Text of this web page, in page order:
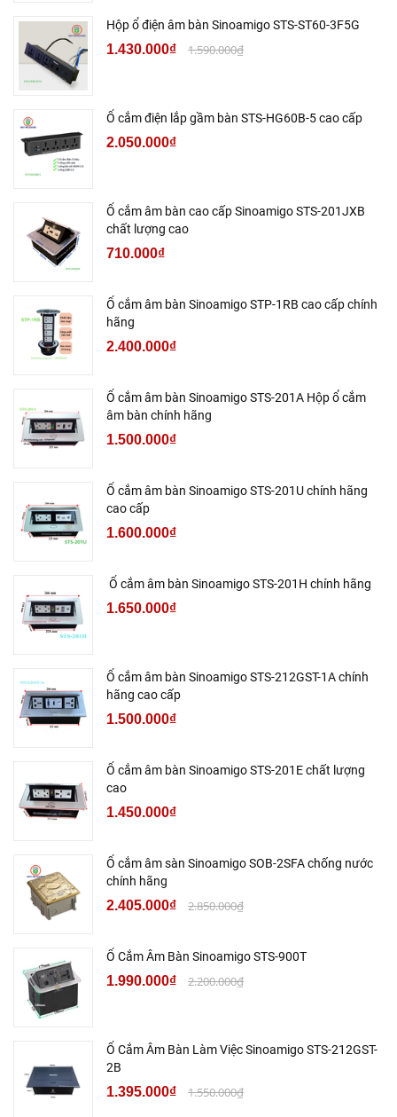
Hộp ổ điện âm bàn Sinoamigo STS-ST60-3F5G
1.430.000₫ 1.590.000₫
Ổ cắm điện lắp gầm bàn STS-HG60B-5 cao cấp
2.050.000₫
Ổ cắm âm bàn cao cấp Sinoamigo STS-201JXB
chất lượng cao
710.000₫
Ổ cắm âm bàn Sinoamigo STP-1RB cao cấp chính
hãng
2.400.000₫
Ổ cắm âm bàn Sinoamigo STS-201A Hộp ổ cắm
âm bàn chính hãng
1.500.000₫
Ổ cắm âm bàn Sinoamigo STS-201U chính hãng
cao cấp
1.600.000₫
Ổ cắm âm bàn Sinoamigo STS-201H chính hãng
1.650.000₫
Ổ cắm âm bàn Sinoamigo STS-212GST-1A chính
hãng cao cấp
1.500.000₫
Ổ cắm âm bàn Sinoamigo STS-201E chất lượng
cao
1.450.000₫
Ổ cắm âm sàn Sinoamigo SOB-2SFA chống nước
chính hãng
2.405.000₫ 2.850.000₫
Ổ Cắm Âm Bàn Sinoamigo STS-900T
1.990.000₫ 2.200.000₫
Ổ Cắm Âm Bàn Làm Việc Sinoamigo STS-212GST-
2B
1.395.000₫ 1.550.000₫